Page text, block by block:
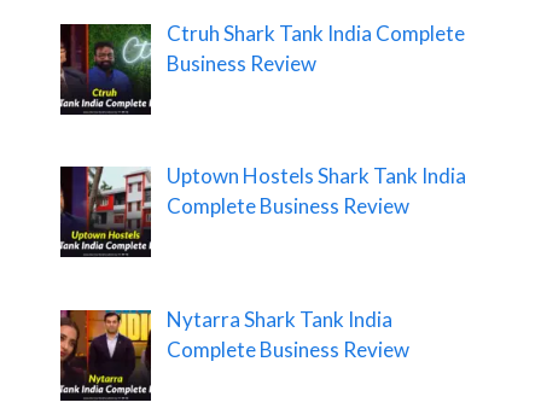
Ctruh Shark Tank India Complete
Business Review
Uptown Hostels Shark Tank India
Complete Business Review
Nytarra Shark Tank India
Complete Business Review